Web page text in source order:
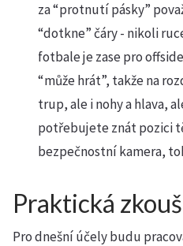
za “protnutí pásky”
“dotkne” čáry - nikoli
fotbale je zase pro
“může hrát”, takže na
trup, ale i nohy a hlava,
potřebujete znát pozici
bezpečnostní kamera,
Praktická
Pro dnešní účely budu